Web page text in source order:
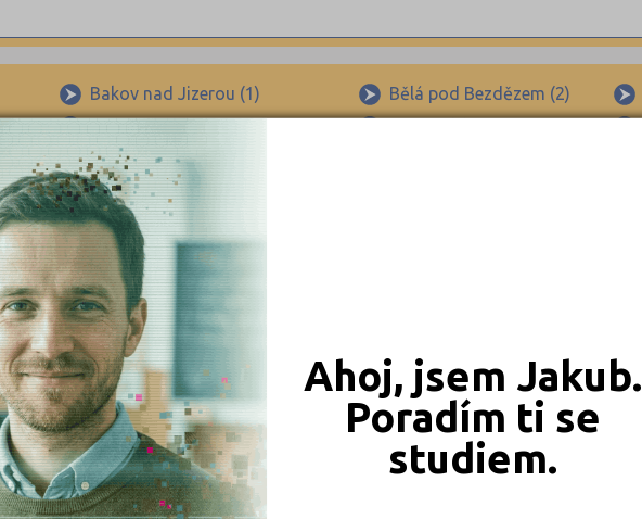
Ahoj, jsem Jakub.
Poradím ti se
studiem.
Bakov nad Jizerou (1) Bělá pod Bezdězem (2)
Brodce nad Jizerou (3)
Dolní Bousov (1)
Klášter Hradiště nad Jizerou (1)
Luštěnice (1)
Mladá Boleslav-Debř (1)
Sojovice (1)